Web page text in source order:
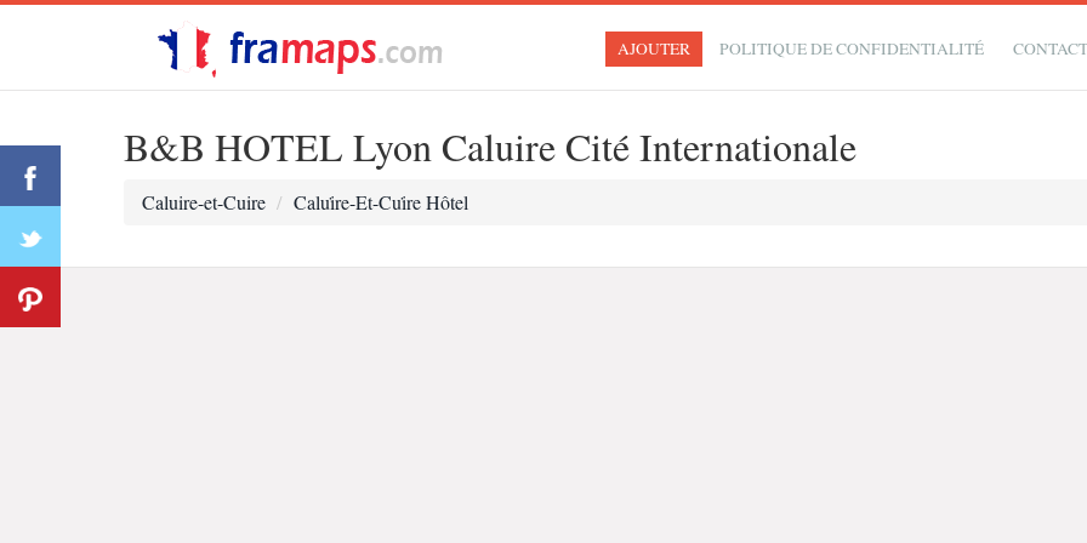
AJOUTER POLITIQUE DE CONFIDENTIALITÉ
B&B HOTEL Lyon Caluire Cité Internationale
Caluire-et-Cuire Calui̇re-Et-Cui̇re Hôtel